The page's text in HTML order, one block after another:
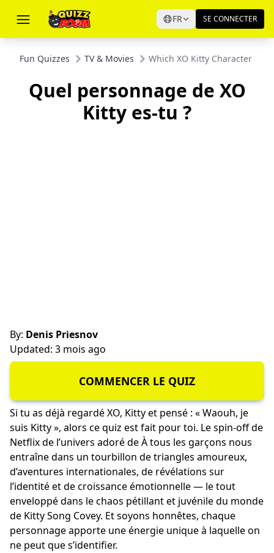
FR SE CONNECTER
Fun Quizzes TV & Movies Which XO Kitty Character Gets
Quel personnage de XO
Kitty es-tu ?
By: Denis Priesnov
Updated: 3 mois ago
COMMENCER LE QUIZ
Si tu as déjà regardé XO, Kitty et pensé : « Waouh, je
suis Kitty », alors ce quiz est fait pour toi. Le spin-off de
Netflix de l’univers adoré de À tous les garçons nous
entraîne dans un tourbillon de triangles amoureux,
d’aventures internationales, de révélations sur
l’identité et de croissance émotionnelle — le tout
enveloppé dans le chaos pétillant et juvénile du monde
de Kitty Song Covey. Et soyons honnêtes, chaque
personnage apporte une énergie unique à laquelle on
ne peut que s’identifier.